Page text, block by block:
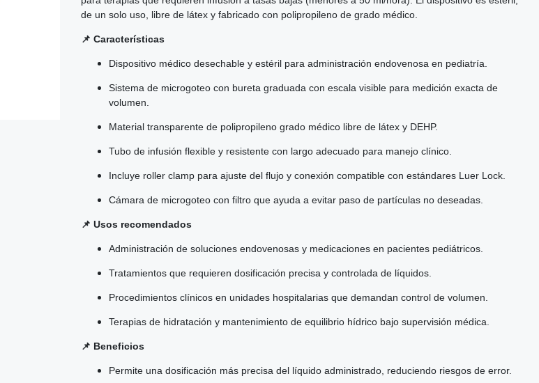
de un solo uso, libre de látex y fabricado con polipropileno de grado médico.
📌 Características
Dispositivo médico desechable y estéril para administración endovenosa en pediatría.
Sistema de microgoteo con bureta graduada con escala visible para medición exacta de
volumen.
Material transparente de polipropileno grado médico libre de látex y DEHP.
Tubo de infusión flexible y resistente con largo adecuado para manejo clínico.
Incluye roller clamp para ajuste del flujo y conexión compatible con estándares Luer Lock.
Cámara de microgoteo con filtro que ayuda a evitar paso de partículas no deseadas.
📌 Usos recomendados
Administración de soluciones endovenosas y medicaciones en pacientes pediátricos.
Tratamientos que requieren dosificación precisa y controlada de líquidos.
Procedimientos clínicos en unidades hospitalarias que demandan control de volumen.
Terapias de hidratación y mantenimiento de equilibrio hídrico bajo supervisión médica.
📌 Beneficios
Permite una dosificación más precisa del líquido administrado, reduciendo riesgos de error.